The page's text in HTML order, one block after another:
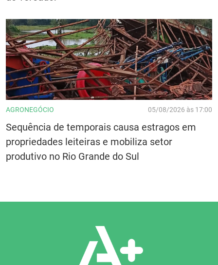
AGRONEGÓCIO 05/08/2026 às 17:00
Sequência de temporais causa estragos em
propriedades leiteiras e mobiliza setor
produtivo no Rio Grande do Sul